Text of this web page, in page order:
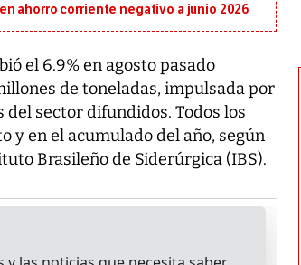
ahorro corriente negativo a junio 2026
el 6.9% en agosto pasado
de toneladas, impulsada por
sector difundidos. Todos los
y en el acumulado del año, según
Brasileño de Siderúrgica (IBS).